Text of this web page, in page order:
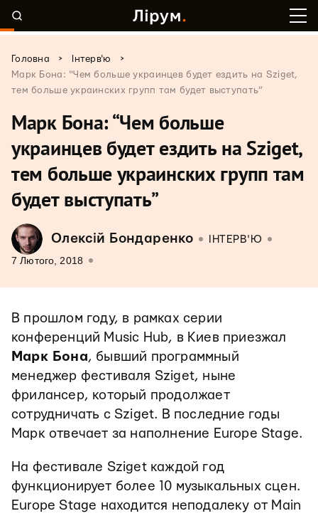
Головна > Інтерв'ю
>
Марк Бона: “Чем больше украинцев будет ездить на Sziget,
тем больше украинских групп там будет выступать”
Марк Бона: “Чем больше
украинцев будет ездить на Sziget,
тем больше украинских групп там
будет выступать”
Олексій Бондаренко ІНТЕРВ'Ю
7 Лютого, 2018
В прошлом году, в рамках серии
конференций Music Hub, в Киев приезжал
Марк Бона, бывший программный
менеджер фестиваля Sziget, ныне
фрилансер, который продолжает
сотрудничать с Sziget. В последние годы
Марк отвечает за наполнение Europe Stage.
На фестивале Sziget каждой год
функционирует более 10 музыкальных сцен.
Europe Stage находится неподалеку от Main